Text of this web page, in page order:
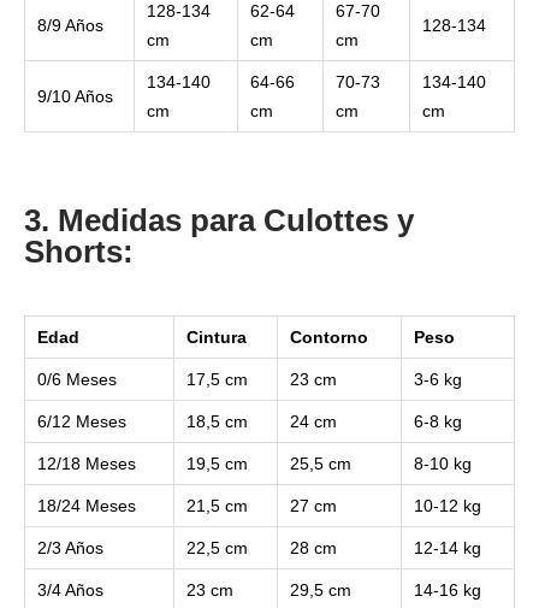
8/9 Años
128-134
cm
62-64
cm
67-70
cm
128-134
9/10 Años
134-140
cm
64-66
cm
70-73
cm
134-140
cm
3. Medidas para Culottes y
Shorts:
Edad Cintura Contorno Peso
0/6 Meses 17,5 cm 23 cm 3-6 kg
6/12 Meses 18,5 cm 24 cm 6-8 kg
12/18 Meses 19,5 cm 25,5 cm 8-10 kg
18/24 Meses 21,5 cm 27 cm 10-12 kg
2/3 Años 22,5 cm 28 cm 12-14 kg
3/4 Años 23 cm 29,5 cm 14-16 kg